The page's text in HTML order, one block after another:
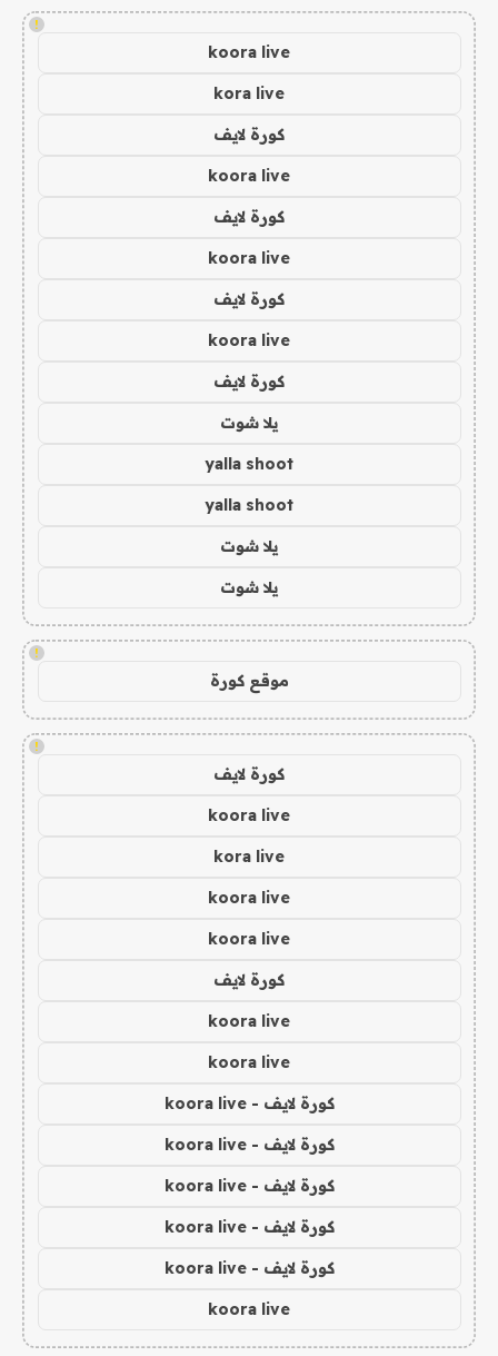
!
koora live
kora live
كورة لايف
koora live
كورة لايف
koora live
كورة لايف
koora live
كورة لايف
يلا شوت
yalla shoot
yalla shoot
يلا شوت
يلا شوت
!
موقع كورة
!
كورة لايف
koora live
kora live
koora live
koora live
كورة لايف
koora live
koora live
كورة لايف - koora live
كورة لايف - koora live
كورة لايف - koora live
كورة لايف - koora live
كورة لايف - koora live
koora live